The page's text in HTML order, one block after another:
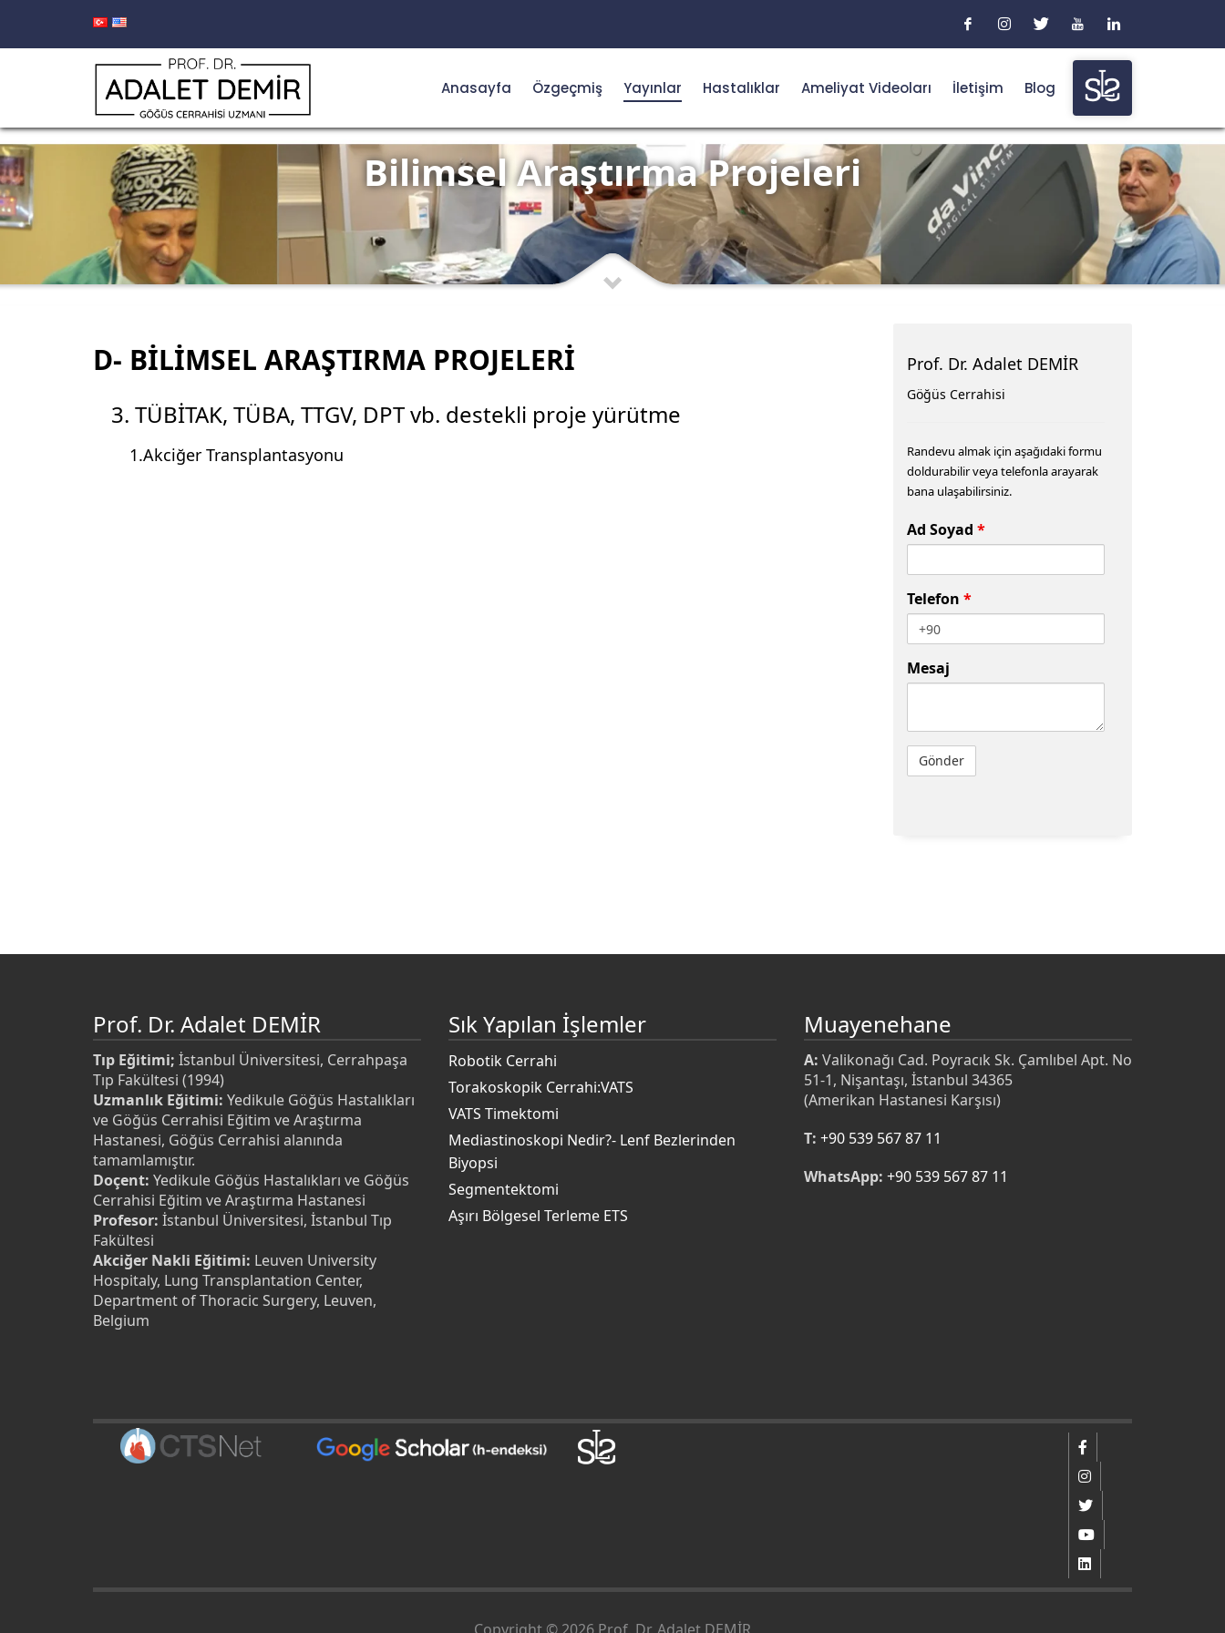
Anasayfa Özgeçmiş Yayınlar Hastalıklar Ameliyat Videoları İletişim Blog
Bilimsel Araştırma Projeleri
D- BİLİMSEL ARAŞTIRMA PROJELERİ
3. TÜBİTAK, TÜBA, TTGV, DPT vb. destekli proje yürütme
1.Akciğer Transplantasyonu
Prof. Dr. Adalet DEMİR
Göğüs Cerrahisi
Randevu almak için aşağıdaki formu
doldurabilir veya telefonla arayarak
bana ulaşabilirsiniz.
Ad Soyad *
Telefon *
Mesaj
Prof. Dr. Adalet DEMİR
Tıp Eğitimi; İstanbul Üniversitesi, Cerrahpaşa
Tıp Fakültesi (1994)
Uzmanlık Eğitimi: Yedikule Göğüs Hastalıkları
ve Göğüs Cerrahisi Eğitim ve Araştırma
Hastanesi, Göğüs Cerrahisi alanında
tamamlamıştır.
Doçent: Yedikule Göğüs Hastalıkları ve Göğüs
Cerrahisi Eğitim ve Araştırma Hastanesi
Profesor: İstanbul Üniversitesi, İstanbul Tıp
Fakültesi
Akciğer Nakli Eğitimi: Leuven University
Hospitaly, Lung Transplantation Center,
Department of Thoracic Surgery, Leuven,
Belgium
Sık Yapılan İşlemler
Robotik Cerrahi
Torakoskopik Cerrahi:VATS
VATS Timektomi
Mediastinoskopi Nedir?- Lenf Bezlerinden
Biyopsi
Segmentektomi
Aşırı Bölgesel Terleme ETS
Muayenehane
A: Valikonağı Cad. Poyracık Sk. Çamlıbel Apt. No
51-1, Nişantaşı, İstanbul 34365
(Amerikan Hastanesi Karşısı)
T: +90 539 567 87 11
WhatsApp: +90 539 567 87 11